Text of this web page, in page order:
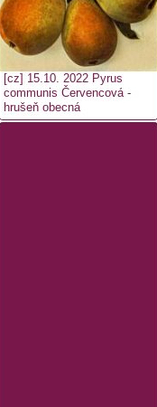
[cz] 15.10. 2022 Pyrus
communis Červencová -
hrušeň obecná